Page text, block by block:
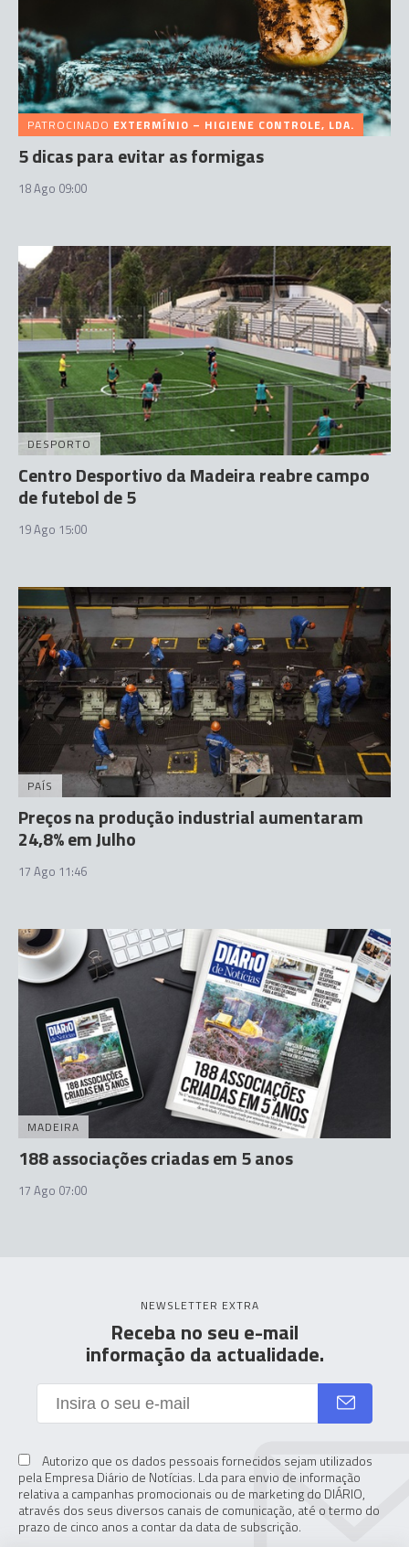
PATROCINADO EXTERMÍNIO – HIGIENE CONTROLE, LDA.
5 dicas para evitar as formigas
18 Ago 09:00
DESPORTO
Centro Desportivo da Madeira reabre campo
de futebol de 5
19 Ago 15:00
PAÍS
Preços na produção industrial aumentaram
24,8% em Julho
17 Ago 11:46
MADEIRA
188 associações criadas em 5 anos
17 Ago 07:00
NEWSLETTER EXTRA
Receba no seu e-mail
informação da actualidade.
Autorizo que os dados pessoais fornecidos sejam utilizados
pela Empresa Diário de Notícias. Lda para envio de informação
relativa a campanhas promocionais ou de marketing do DIÁRIO,
através dos seus diversos canais de comunicação, até o termo do
prazo de cinco anos a contar da data de subscrição.